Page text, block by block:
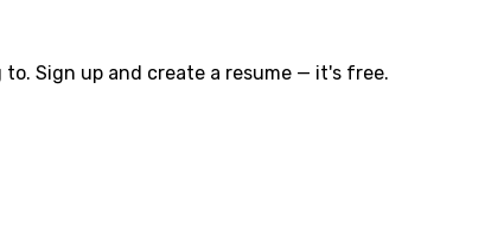
Sign up and create a resume — it's free.